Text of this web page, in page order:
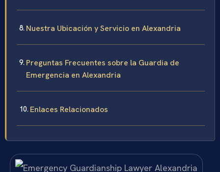
Nuestra Ubicación y Servicio en Alexandria
Preguntas Frecuentes sobre la Guardia de
Emergencia en Alexandria
Enlaces Relacionados